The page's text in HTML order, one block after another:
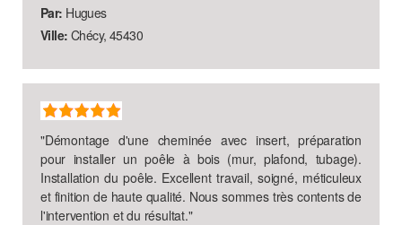
Par: Hugues
Ville: Chécy, 45430
"Démontage d'une cheminée avec insert, préparation
pour installer un poêle à bois (mur, plafond, tubage).
Installation du poêle. Excellent travail, soigné, méticuleux
et finition de haute qualité. Nous sommes très contents de
l'intervention et du résultat."